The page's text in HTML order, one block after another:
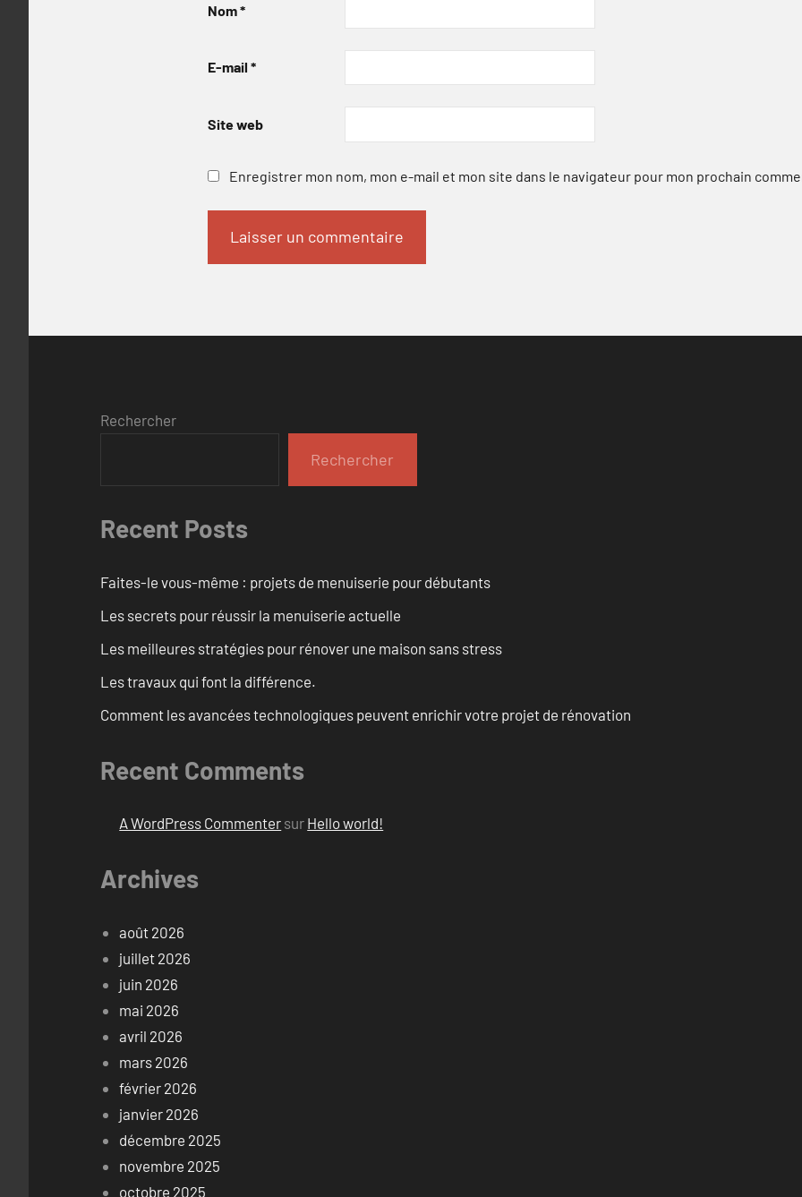
Nom*
E-mail *
Site web
Enregistrer mon nom, mon e-mail et mon site dans le navigateur pour mon prochain
Rechercher
Rechercher
Recent Posts
Faites-le vous-même : projets de menuiserie pour débutants
Les secrets pour réussir la menuiserie actuelle
Les meilleures stratégies pour rénover une maison sans stress
Les travaux qui font la différence.
Comment les avancées technologiques peuvent enrichir votre projet de rénovation
Recent Comments
A WordPress Commenter sur Hello world!
Archives
août 2026
juillet 2026
juin 2026
mai 2026
avril 2026
mars 2026
février 2026
janvier 2026
décembre 2025
novembre 2025
octobre 2025